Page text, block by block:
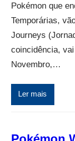
Pokémon que
Temporárias,
Journeys
coincidência,
Novembro,…
Ler mais